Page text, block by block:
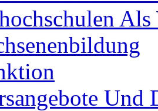
Und